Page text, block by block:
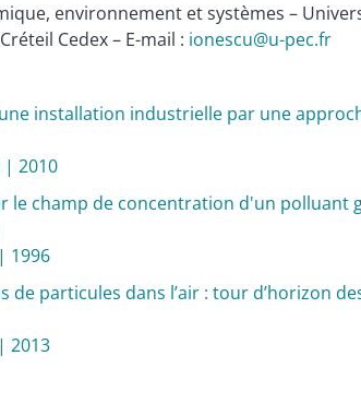
environnement et systèmes –
Cedex – E-mail : ionescu@u-pec.fr
installation industrielle par une
| 2010
champ de concentration d'un polluant
1996
particules dans l’air : tour d’horizon
2013